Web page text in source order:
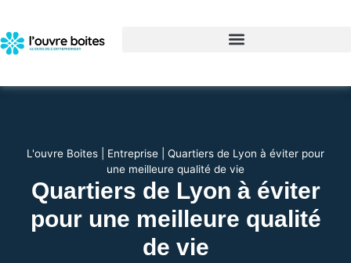
L'ouvre Boites Entreprise
Quartiers de Lyon à éviter pour
une meilleure qualité de vie
Quartiers de Lyon à éviter
pour une meilleure qualité
de vie